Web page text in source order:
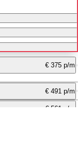
€ 375 p/m
€ 491 p/m
€ 561 p/m